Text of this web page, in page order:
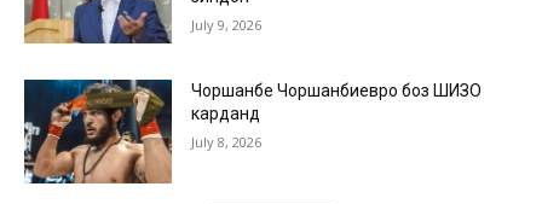
July 9, 2026
Чоршанбе Чоршанбиевро боз ШИЗО
карданд
July 8, 2026